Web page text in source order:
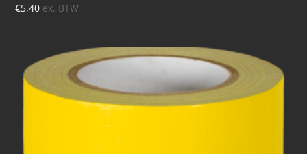
€5,40 ex. BTW